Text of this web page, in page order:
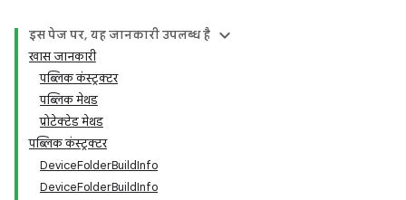
इस पेज पर, यह जानकारी उपलब्ध है
खास जानकारी
पब्लिक कंस्ट्रक्टर
पब्लिक मेथड
प्रोटेक्टेड मेथड
पब्लिक कंस्ट्रक्टर
DeviceFolderBuildInfo
DeviceFolderBuildInfo